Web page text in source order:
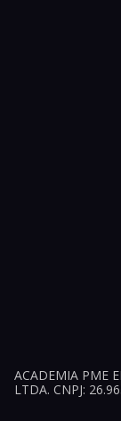
ACADEMIA PME
LTDA. CNPJ: